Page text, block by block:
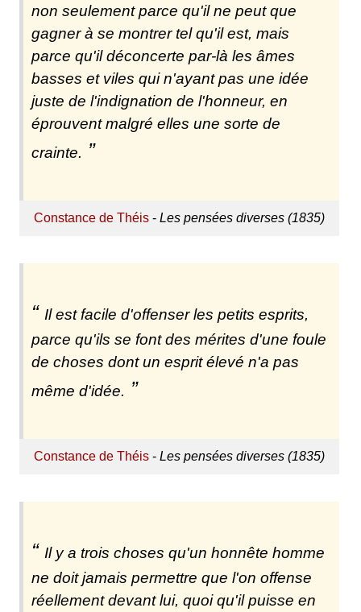
non seulement parce qu'il ne peut que
gagner à se montrer tel qu'il est, mais
parce qu'il déconcerte par-là les âmes
basses et viles qui n'ayant pas une idée
juste de l'indignation de l'honneur, en
éprouvent malgré elles une sorte de
crainte.
Constance de Théis- Les pensées diverses (1835)
Il est facile d'offenser les petits esprits,
parce qu'ils se font des mérites d'une foule
de choses dont un esprit élevé n'a pas
même d'idée.
Constance de Théis- Les pensées diverses (1835)
Il y a trois choses qu'un honnête homme
ne doit jamais permettre que l'on offense
réellement devant lui, quoi qu'il puisse en